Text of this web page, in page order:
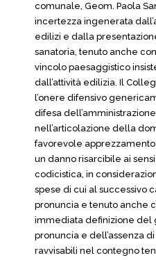
comunale, Geom. Paola
incertezza ingenerata
edilizi e dalla
sanatoria, tenuto anche
vincolo paesaggistico
dall’attività edilizia. Il
l’onere difensivo
difesa
nell’articolazione della
favorevole
un danno risarcibile ai
codicistica, in
spese di cui al successivo
pronuncia e tenuto anche
immediata definizione del
pronuncia e dell’assenza
ravvisabili nel contegno